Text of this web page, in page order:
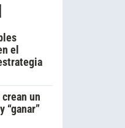
el
un
“ganar”